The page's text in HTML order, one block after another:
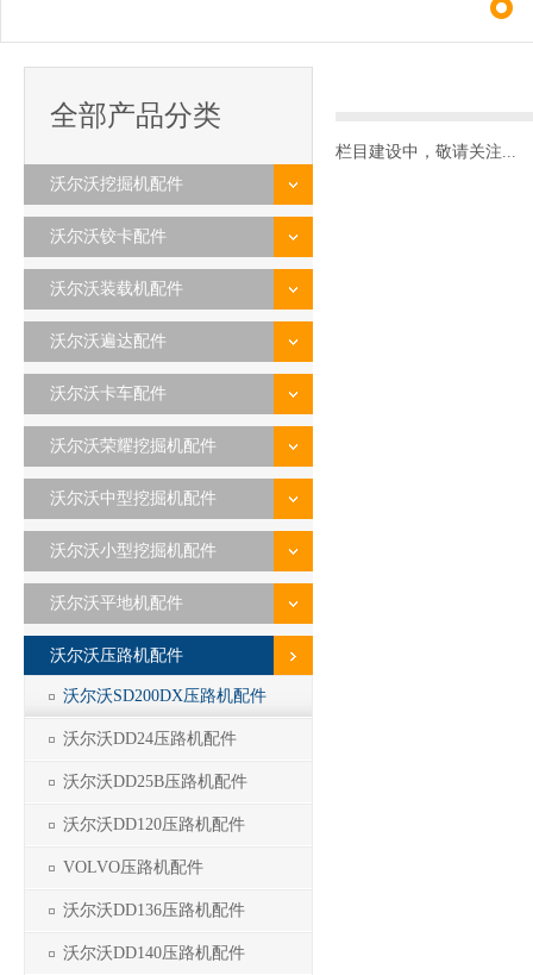
全部产品分类
沃尔沃挖掘机配件
沃尔沃铰卡配件
沃尔沃装载机配件
沃尔沃遍达配件
沃尔沃卡车配件
沃尔沃荣耀挖掘机配件
沃尔沃中型挖掘机配件
沃尔沃小型挖掘机配件
沃尔沃平地机配件
沃尔沃压路机配件
沃尔沃SD200DX压路机配件
沃尔沃DD24压路机配件
沃尔沃DD25B压路机配件
沃尔沃DD120压路机配件
VOLVO压路机配件
沃尔沃DD136压路机配件
沃尔沃DD140压路机配件
栏目建设中，敬请关注...